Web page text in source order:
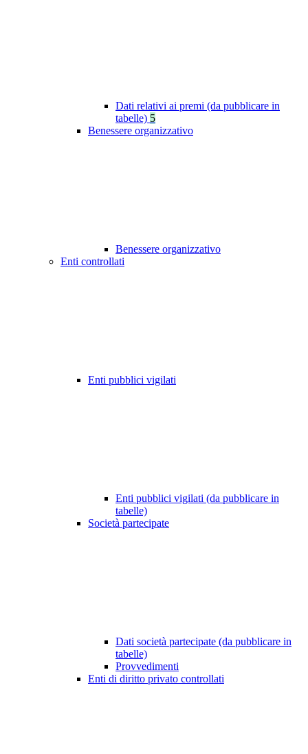
Dati relativi ai premi (da pubblicare in
tabelle) 5
Benessere organizzativo
Benessere organizzativo
Enti controllati
Enti pubblici vigilati
Enti pubblici vigilati (da pubblicare in
tabelle)
Società partecipate
Dati società partecipate (da pubblicare in
tabelle)
Provvedimenti
Enti di diritto privato controllati